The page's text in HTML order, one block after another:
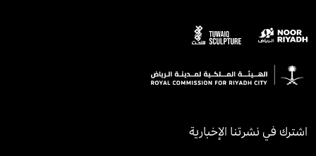
اشترك في نشرتنا الإخبارية